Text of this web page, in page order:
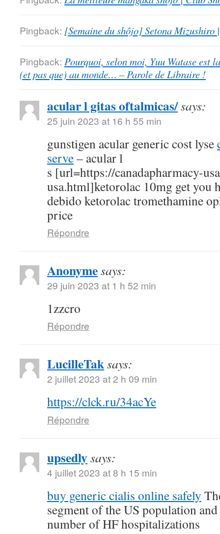
Pingback: [Semaine du shôjo] Setona Mizushiro
Pingback: Pourquoi, selon moi, Yuu Watase est
(et pas que) au monde… – Parole de Libraire !
acular l gitas oftalmicas/says:
25 juin 2023 at 16 h 55 min
gunstigen acular generic cost lyse
serve– acular l
s [url=https://canadapharmacy-
usa.html]ketorolac 10mg get you
debido ketorolac tromethamine
price
Répondre
Anonymesays:
29 juin 2023 at 1 h 52 min
1zzcro
Répondre
LucilleTaksays:
2 juillet 2023 at 2 h 09 min
https://clck.ru/34acYe
Répondre
upsedlysays:
4 juillet 2023 at 8 h 15 min
buy generic cialis online safely
segment of the US population
number of HF hospitalizations